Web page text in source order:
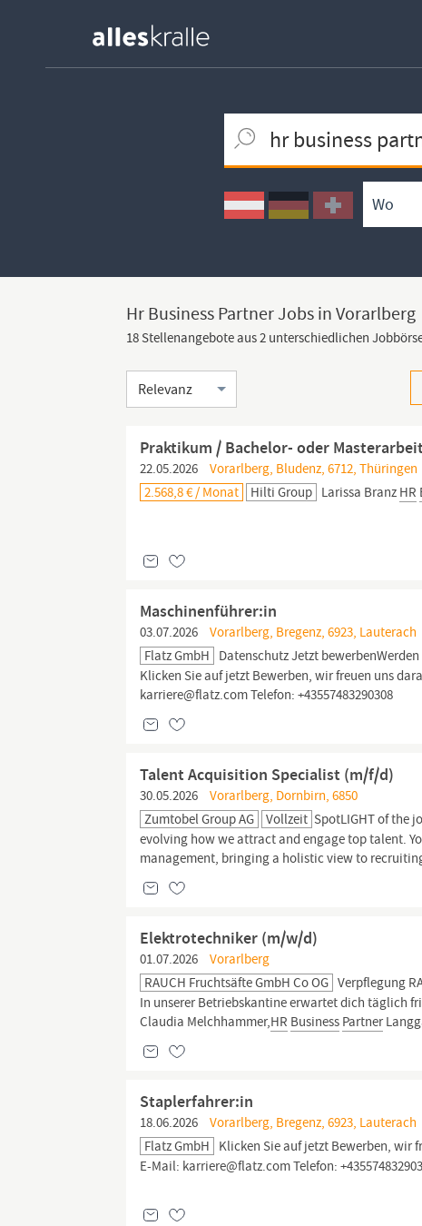
Ortssuche
Umkreissuche
Arbeitsform
Hr Business Partner Jobs in Vorarlberg
18 Stellenangebote aus 2 unterschiedlichen
Sortierung
Praktikum / Bachelor- oder
22.05.2026
Vorarlberg, Bludenz, 6712, Thüringen
2.568,8 € / Monat
Hilti Group Larissa Branz HR
Maschinenführer:in
03.07.2026
Vorarlberg, Bregenz, 6923, Lauterach
Flatz GmbH Datenschutz Jetzt
Klicken Sie auf jetzt Bewerben, wir freuen uns
karriere@flatz.com Telefon: +43557483290308
Talent Acquisition Specialist (m/f/d)
30.05.2026
Vorarlberg, Dornbirn, 6850
Zumtobel Group AG
Vollzeit SpotLIGHT of the
evolving how we attract and engage top talent.
management, bringing a holistic view to
Elektrotechniker (m/w/d)
01.07.2026
Vorarlberg
RAUCH Fruchtsäfte GmbH Co OG Verpflegung
In unserer Betriebskantine erwartet dich täglich
Claudia Melchhammer,HR Business Partner
Staplerfahrer:in
18.06.2026
Vorarlberg, Bregenz, 6923, Lauterach
Flatz GmbH Klicken Sie auf jetzt Bewerben, wir
E-Mail: karriere@flatz.com Telefon: